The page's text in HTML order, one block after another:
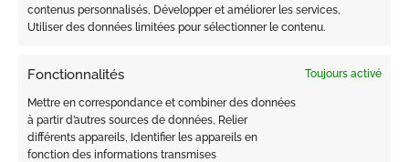
contenus personnalisés, Développer et améliorer les services,
Utiliser des données limitées pour sélectionner le contenu.
Fonctionnalités Toujours activé
Mettre en correspondance et combiner des données
à partir d’autres sources de données, Relier
différents appareils, Identifier les appareils en
fonction des informations transmises